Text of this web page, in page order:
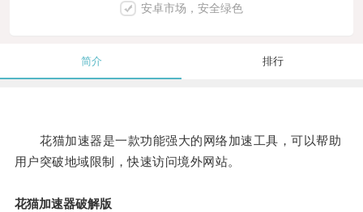
安卓市场，安全绿色
简介 排行
花猫加速器是一款功能强大的网络加速工具，可以帮助
用户突破地域限制，快速访问境外网站。
花猫加速器破解版